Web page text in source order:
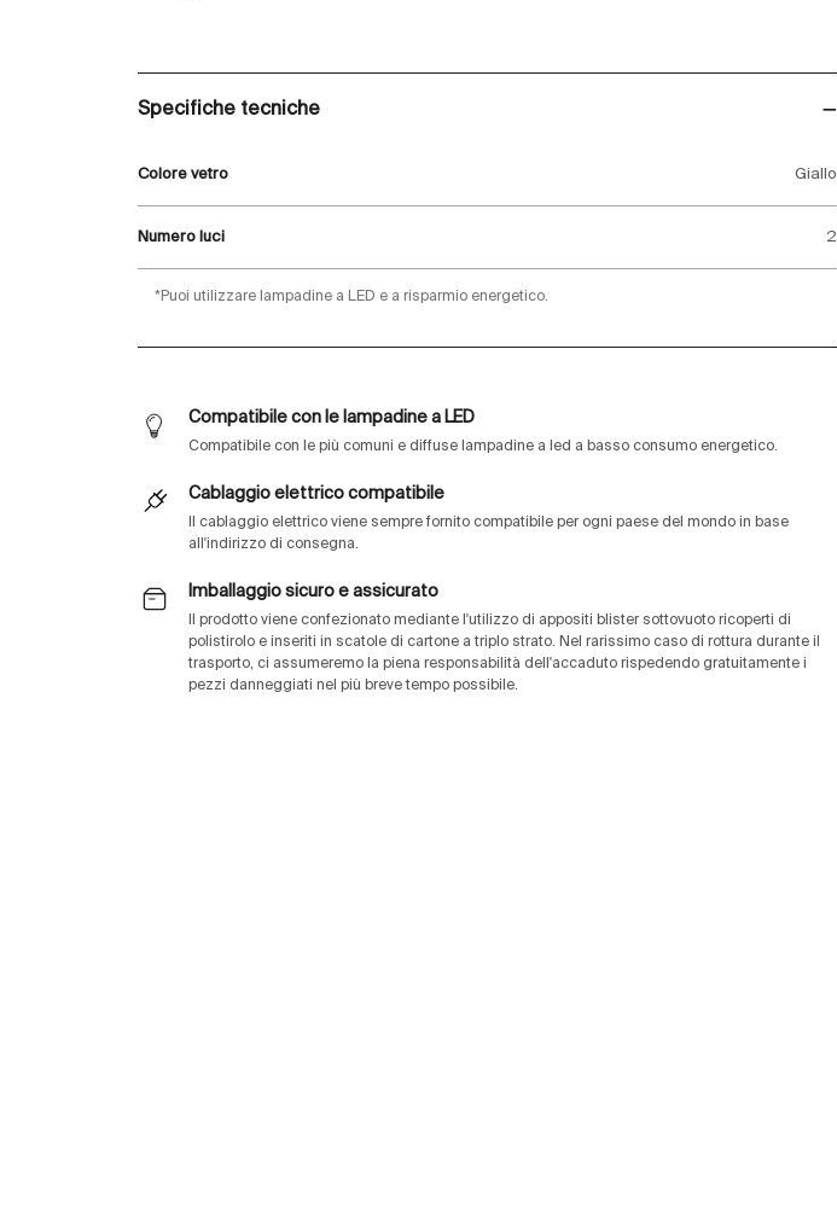
Specifiche tecniche
Colore vetro Giallo
Numero luci 2
*Puoi utilizzare lampadine a LED e a risparmio energetico.
Compatibile con le lampadine a LED
Compatibile con le più comuni e diffuse lampadine a led a basso consumo energetico.
Cablaggio elettrico compatibile
Il cablaggio elettrico viene sempre fornito compatibile per ogni paese del mondo in base
all'indirizzo di consegna.
Imballaggio sicuro e assicurato
Il prodotto viene confezionato mediante l'utilizzo di appositi blister sottovuoto ricoperti di
polistirolo e inseriti in scatole di cartone a triplo strato. Nel rarissimo caso di rottura durante il
trasporto, ci assumeremo la piena responsabilità dell'accaduto rispedendo gratuitamente i
pezzi danneggiati nel più breve tempo possibile.